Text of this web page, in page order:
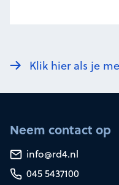
Klik hier als je
Neem contact op
info@rd4.nl
045 5437100